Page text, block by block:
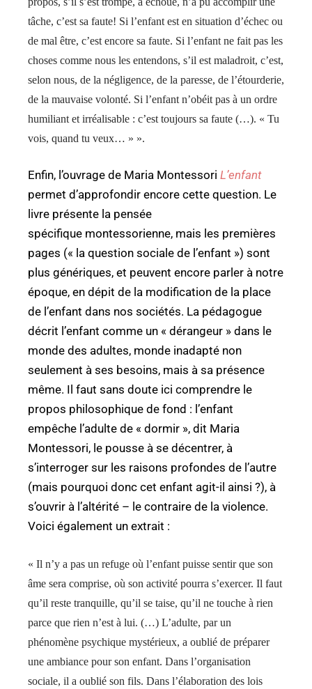
tâche, c’est sa faute! Si l’enfant est en situation d’échec ou
de mal être, c’est encore sa faute. Si l’enfant ne fait pas les
choses comme nous les entendons, s’il est maladroit, c’est,
selon nous, de la négligence, de la paresse, de l’étourderie,
de la mauvaise volonté. Si l’enfant n’obéit pas à un ordre
humiliant et irréalisable : c’est toujours sa faute (…). « Tu
vois, quand tu veux… » ».
Enfin, l’ouvrage de Maria Montessori L’enfant
permet d’approfondir encore cette question. Le
livre présente la pensée
spécifique montessorienne, mais les premières
pages (« la question sociale de l’enfant ») sont
plus génériques, et peuvent encore parler à notre
époque, en dépit de la modification de la place
de l’enfant dans nos sociétés. La pédagogue
décrit l’enfant comme un « dérangeur » dans le
monde des adultes, monde inadapté non
seulement à ses besoins, mais à sa présence
même. Il faut sans doute ici comprendre le
propos philosophique de fond : l’enfant
empêche l’adulte de « dormir », dit Maria
Montessori, le pousse à se décentrer, à
s’interroger sur les raisons profondes de l’autre
(mais pourquoi donc cet enfant agit-il ainsi ?), à
s’ouvrir à l’altérité – le contraire de la violence.
Voici également un extrait :
« Il n’y a pas un refuge où l’enfant puisse sentir que son
âme sera comprise, où son activité pourra s’exercer. Il faut
qu’il reste tranquille, qu’il se taise, qu’il ne touche à rien
parce que rien n’est à lui. (…) L’adulte, par un
phénomène psychique mystérieux, a oublié de préparer
une ambiance pour son enfant. Dans l’organisation
sociale, il a oublié son fils. Dans l’élaboration des lois